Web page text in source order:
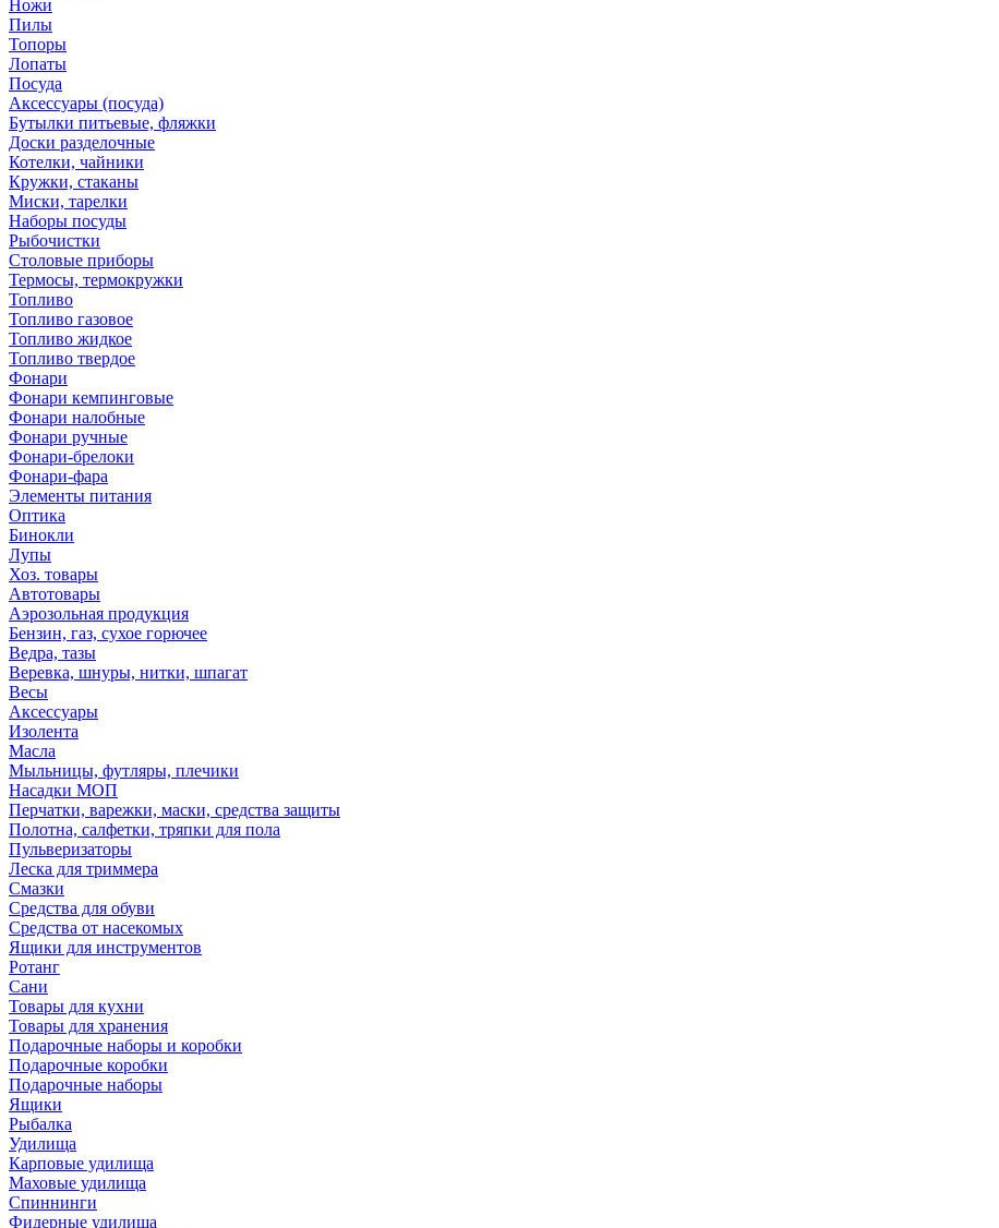
Ножи
Пилы
Топоры
Лопаты
Посуда
Аксессуары (посуда)
Бутылки питьевые, фляжки
Доски разделочные
Котелки, чайники
Кружки, стаканы
Миски, тарелки
Наборы посуды
Рыбочистки
Столовые приборы
Термосы, термокружки
Топливо
Топливо газовое
Топливо жидкое
Топливо твердое
Фонари
Фонари кемпинговые
Фонари налобные
Фонари ручные
Фонари-брелоки
Фонари-фара
Элементы питания
Оптика
Бинокли
Лупы
Хоз. товары
Автотовары
Аэрозольная продукция
Бензин, газ, сухое горючее
Ведра, тазы
Веревка, шнуры, нитки, шпагат
Весы
Аксессуары
Изолента
Масла
Мыльницы, футляры, плечики
Насадки МОП
Перчатки, варежки, маски, средства защиты
Полотна, салфетки, тряпки для пола
Пульверизаторы
Леска для триммера
Смазки
Средства для обуви
Средства от насекомых
Ящики для инструментов
Ротанг
Сани
Товары для кухни
Товары для хранения
Подарочные наборы и коробки
Подарочные коробки
Подарочные наборы
Ящики
Рыбалка
Удилища
Карповые удилища
Маховые удилища
Спиннинги
Фидерные удилища